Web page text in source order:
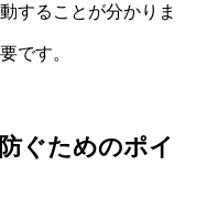
することが分かりま
です。
ぐためのポイ